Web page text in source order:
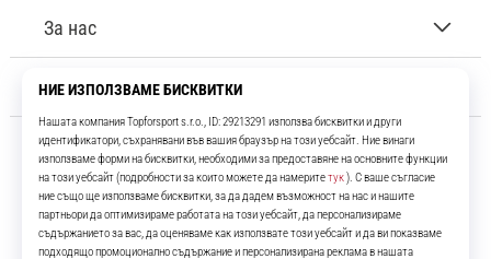
11teamsports.bg
Повече от 16 години ние сме ваши съотборници, представяйки ви
най-добрите и най-новите футболни продукти.
За нас
Обслужване на клиенти